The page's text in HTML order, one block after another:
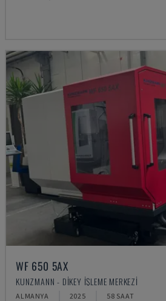
WF 650 5AX
KUNZMANN - DIKEY İŞLEME MERKEZI
ALMANYA 2025 58 SAAT